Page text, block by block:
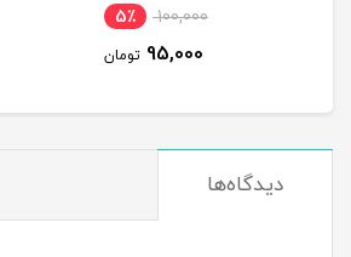
100,000 5٪
95,000 تومان
دیدگاه‌ها